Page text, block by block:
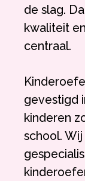
de slag.
kwaliteit
centraal.
gevestigd
kinderen
school.